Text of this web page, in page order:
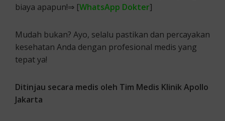
biaya apapun!⇒ [WhatsApp Dokter]
Mudah bukan? Ayo, selalu pastikan dan percayakan
kesehatan Anda dengan profesional medis yang
tepat ya!
Ditinjau secara medis oleh Tim Medis Klinik Apollo
Jakarta